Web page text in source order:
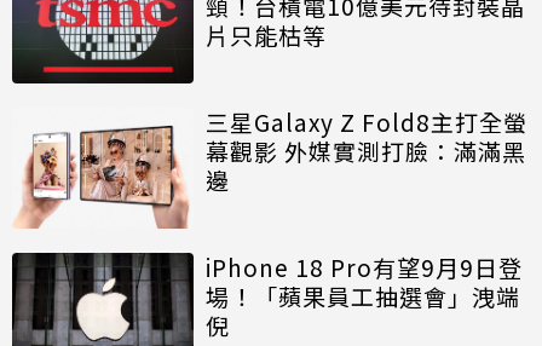
片只能枯等
三星Galaxy Z Fold8主打全螢
幕觀影 外媒實測打臉：滿滿黑
邊
iPhone 18 Pro有望9月9日登
場！「蘋果員工抽選會」洩端
倪